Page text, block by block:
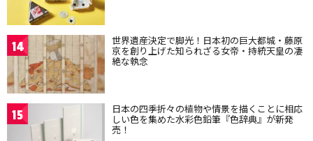
14 世界遺産決定で脚光！日本初の巨大都城・藤原
京を創り上げた知られざる女帝・持統天皇の凄
絶な執念
15 日本の四季折々の植物や情景を描くことに相応
しい色を集めた水彩色鉛筆『色辞典』が新発
売！